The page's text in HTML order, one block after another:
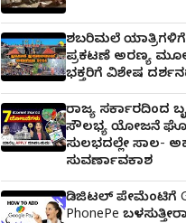
ಕೈಕೊಟ್ಟ ಭೂಪ
ಶಬರಿಮಲೆ
ಪ್ರಕಟಣೆ ಅರಣ್ಯ
ಭಕ್ತರಿಗೆ ವಿಶೇಷ
ರಾಜ್ಯ ಸರ್ಕಾರದಿಂದ
ಸೌಲಭ್ಯ ಯೋಜನೆ
ಸುಲಭದಲ್ಲೇ ಸಾಲ-
ಸುವರ್ಣಾವಕಾಶ
ಡಿಜಿಟಲ್ ಪೇಮೆಂಟಿಗೆ G
PhonePe